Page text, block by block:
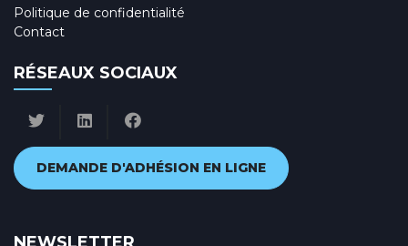
Politique de confidentialité
Contact
RÉSEAUX SOCIAUX
DEMANDE D'ADHÉSION EN LIGNE